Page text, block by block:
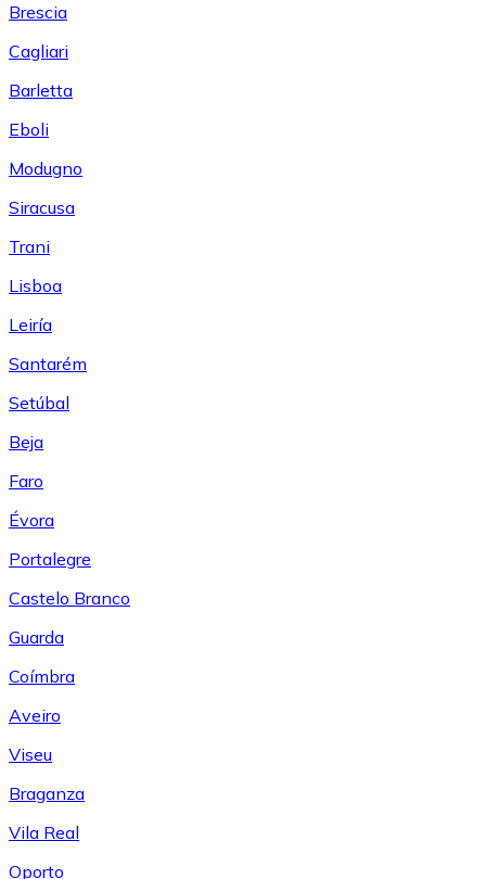
Brescia
Cagliari
Barletta
Eboli
Modugno
Siracusa
Trani
Lisboa
Leiría
Santarém
Setúbal
Beja
Faro
Évora
Portalegre
Castelo Branco
Guarda
Coímbra
Aveiro
Viseu
Braganza
Vila Real
Oporto